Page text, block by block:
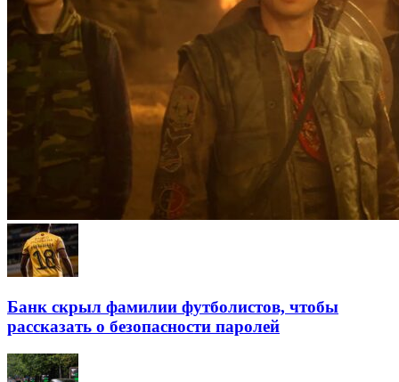
Банк скрыл фамилии футболистов, чтобы
рассказать о безопасности паролей